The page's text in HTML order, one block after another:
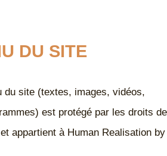
DU SITE
du site (textes, images, vidéos,
est protégé par les droits de
appartient à Human Realisation by